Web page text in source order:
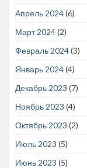
Апрель 2024(6)
Март 2024(2)
Февраль 2024(3)
Январь 2024(4)
Декабрь 2023 (7)
Ноябрь 2023 (4)
Октябрь 2023 (2)
Июль 2023 (5)
Июнь 2023 (5)